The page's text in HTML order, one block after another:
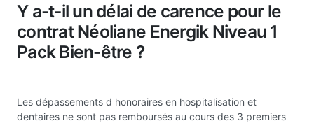
Y a-t-il un délai de carence pour le
contrat Néoliane Energik Niveau 1
Pack Bien-être ?
Les dépassements d honoraires en hospitalisation et
dentaires ne sont pas remboursés au cours des 3 premiers